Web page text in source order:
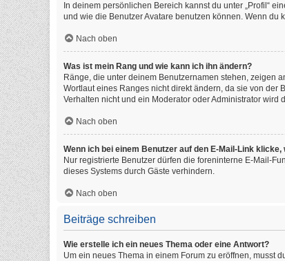
In deinem persönlichen Bereich kannst du unter „Profil“
und wie die Benutzer Avatare benutzen können. Wenn
Nach oben
Was ist mein Rang und wie kann ich ihn ändern?
Ränge, die unter deinem Benutzernamen stehen, zeigen
Wortlaut eines Ranges nicht direkt ändern, da sie von
Verhalten nicht und ein Moderator oder Administrator
Nach oben
Wenn ich bei einem Benutzer auf den E-Mail-Link
Nur registrierte Benutzer dürfen die foreninterne E-Mail-
dieses Systems durch Gäste verhindern.
Nach oben
Beiträge schreiben
Wie erstelle ich ein neues Thema oder eine Antwort?
Um ein neues Thema in einem Forum zu eröffnen, musst